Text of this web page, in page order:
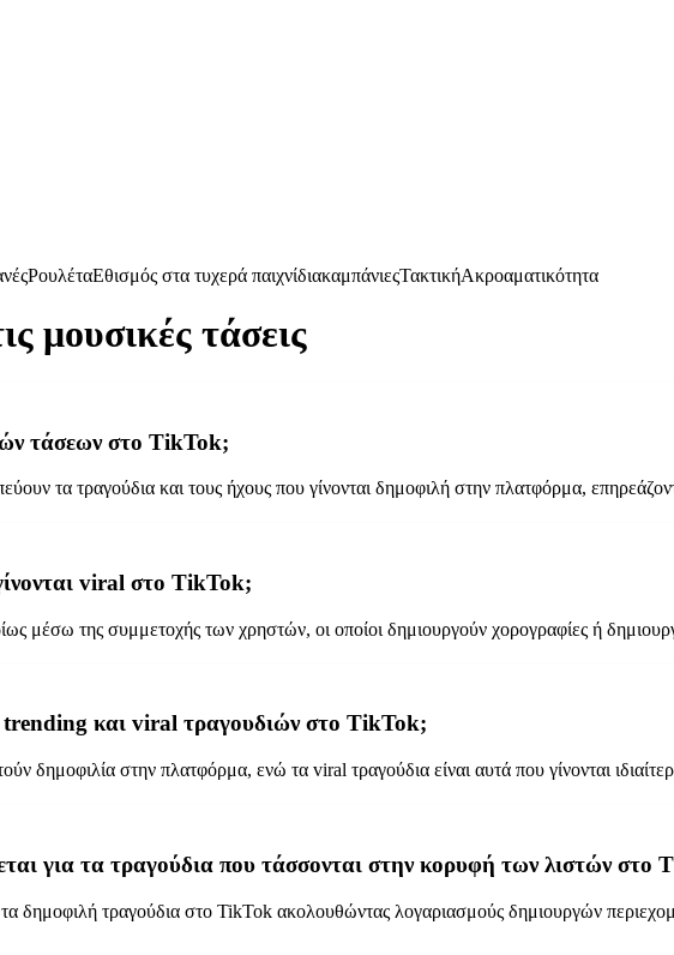
ΡουλέταΕθισμός στα τυχερά παιχνίδιακαμπάνιεςΤακτικήΑκροαματικότητα
μουσικές τάσεις
τάσεων στο TikTok;
τα τραγούδια και τους ήχους που γίνονται δημοφιλή στην πλατφόρμα,
viral στο TikTok;
μέσω της συμμετοχής των χρηστών, οι οποίοι δημιουργούν χορογραφίες ή
trending και viral τραγουδιών στο TikTok;
δημοφιλία στην πλατφόρμα, ενώ τα viral τραγούδια είναι αυτά που γίνονται
για τα τραγούδια που τάσσονται στην κορυφή των λιστών στο
δημοφιλή τραγούδια στο TikTok ακολουθώντας λογαριασμούς δημιουργών